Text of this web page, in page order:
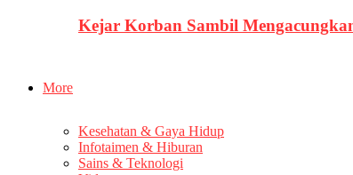
Kejar Korban Sambil
More
Kesehatan & Gaya Hidup
Infotaimen & Hiburan
Sains & Teknologi